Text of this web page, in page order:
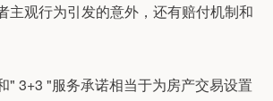
主观行为引发的意外，还有赔付机制和
" 3+3 "服务承诺相当于为房产交易设置